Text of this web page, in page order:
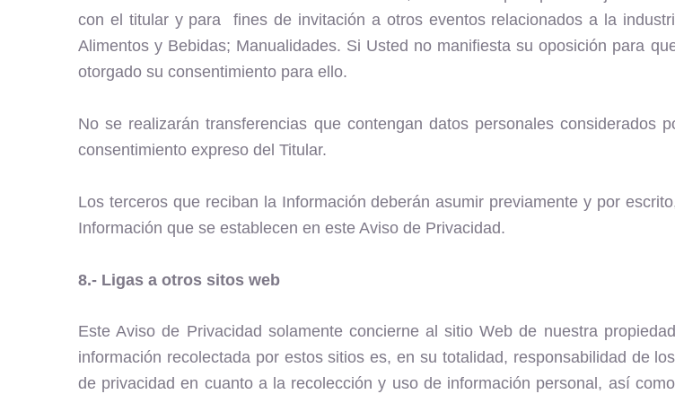
con el titular y para fines de invitación a otros eventos relacionados a la
Alimentos y Bebidas; Manualidades. Si Usted no manifiesta su oposición para
otorgado su consentimiento para ello.
No se realizarán transferencias que contengan datos personales considerados
consentimiento expreso del Titular.
Los terceros que reciban la Información deberán asumir previamente y por
Información que se establecen en este Aviso de Privacidad.
8.- Ligas a otros sitos web
Este Aviso de Privacidad solamente concierne al sitio Web de nuestra
información recolectada por estos sitios es, en su totalidad, responsabilidad de
de privacidad en cuanto a la recolección y uso de información personal, así